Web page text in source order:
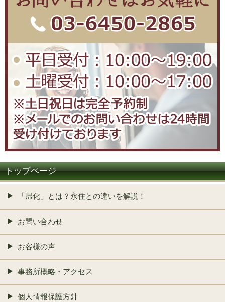
トップページ
「帰化」とは？永住との違いを解説！
お問い合わせ
お客様の声
事務所概略・アクセス
個人情報保護方針